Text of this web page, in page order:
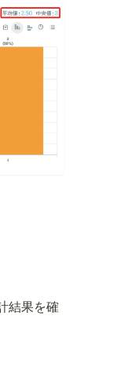
結果を確